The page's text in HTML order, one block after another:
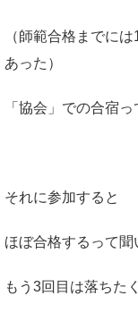
（師範合格までに
あった）
「協会」での合宿
それに参加すると
ほぼ合格するって聞
もう3回目は落ちた